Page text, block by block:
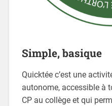
Simple, basique
Quicktée c’est une
autonome, accessible à
CP au collège et qui